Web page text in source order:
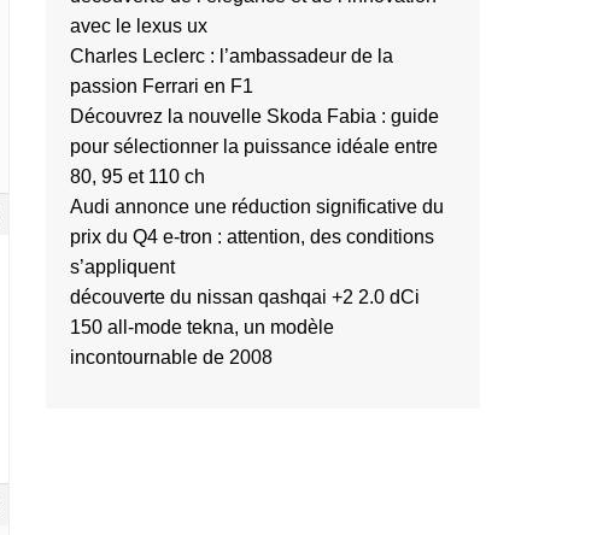
avec le lexus ux
Charles Leclerc : l’ambassadeur de la
passion Ferrari en F1
Découvrez la nouvelle Skoda Fabia : guide
pour sélectionner la puissance idéale entre
80, 95 et 110 ch
Audi annonce une réduction significative du
prix du Q4 e-tron : attention, des conditions
s’appliquent
découverte du nissan qashqai +2 2.0 dCi
150 all-mode tekna, un modèle
incontournable de 2008